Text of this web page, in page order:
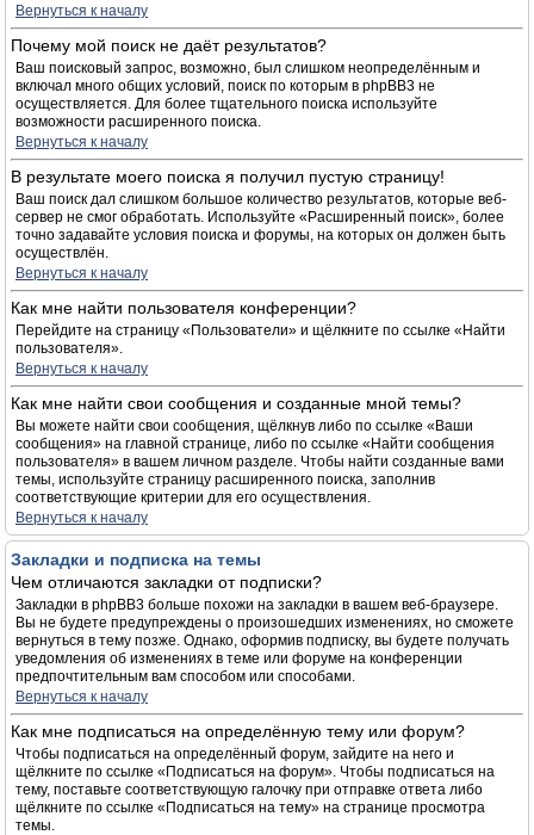
Вернуться к началу
Почему мой поиск не даёт результатов?
Ваш поисковый запрос, возможно, был слишком неопределённым и
включал много общих условий, поиск по которым в phpBB3 не
осуществляется. Для более тщательного поиска используйте
возможности расширенного поиска.
Вернуться к началу
В результате моего поиска я получил пустую страницу!
Ваш поиск дал слишком большое количество результатов, которые веб-
сервер не смог обработать. Используйте «Расширенный поиск», более
точно задавайте условия поиска и форумы, на которых он должен быть
осуществлён.
Вернуться к началу
Как мне найти пользователя конференции?
Перейдите на страницу «Пользователи» и щёлкните по ссылке «Найти
пользователя».
Вернуться к началу
Как мне найти свои сообщения и созданные мной темы?
Вы можете найти свои сообщения, щёлкнув либо по ссылке «Ваши
сообщения» на главной странице, либо по ссылке «Найти сообщения
пользователя» в вашем личном разделе. Чтобы найти созданные вами
темы, используйте страницу расширенного поиска, заполнив
соответствующие критерии для его осуществления.
Вернуться к началу
Закладки и подписка на темы
Чем отличаются закладки от подписки?
Закладки в phpBB3 больше похожи на закладки в вашем веб-браузере.
Вы не будете предупреждены о произошедших изменениях, но сможете
вернуться в тему позже. Однако, оформив подписку, вы будете получать
уведомления об изменениях в теме или форуме на конференции
предпочтительным вам способом или способами.
Вернуться к началу
Как мне подписаться на определённую тему или форум?
Чтобы подписаться на определённый форум, зайдите на него и
щёлкните по ссылке «Подписаться на форум». Чтобы подписаться на
тему, поставьте соответствующую галочку при отправке ответа либо
щёлкните по ссылке «Подписаться на тему» на странице просмотра
темы.